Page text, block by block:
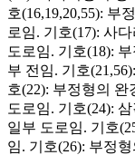
호(16,19,20,55): 부
로임. 기호(17): 사
도로임. 기호(18):
부 전임. 기호
호(22): 부정형의
도로임. 기호(24):
일부 도로임. 기호
임. 기호(26): 부정